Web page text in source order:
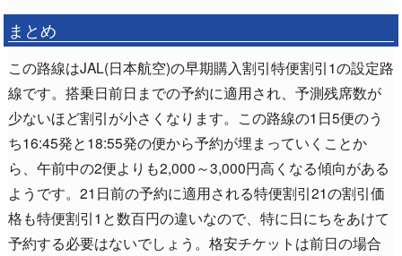
まとめ
この路線はJAL(日本航空)の早期購入割引特便割引1の設定路
線です。搭乗日前日までの予約に適用され、予測残席数が
少ないほど割引が小さくなります。この路線の1日5便のう
ち16:45発と18:55発の便から予約が埋まっていくことか
ら、午前中の2便よりも2,000～3,000円高くなる傾向がある
ようです。21日前の予約に適用される特便割引21の割引価
格も特便割引1と数百円の違いなので、特に日にちをあけて
予約する必要はないでしょう。格安チケットは前日の場合